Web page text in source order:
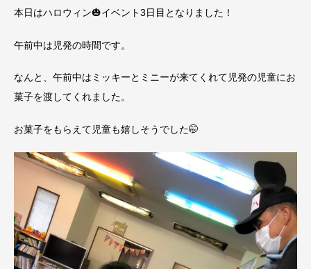
本日はハロウィン🎃イベント3日目となりました！
午前中は児発の時間です。
なんと、午前中はミッキーとミニーが来てくれて児発の児童にお
菓子を渡してくれました。
お菓子をもらえて児童も嬉しそうでした🤭